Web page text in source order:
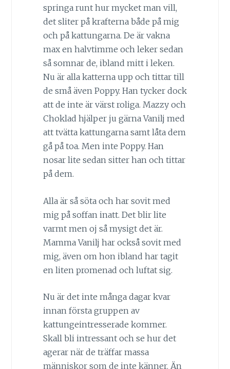
springa runt hur mycket man vill,
det sliter på krafterna både på mig
och på kattungarna. De är vakna
max en halvtimme och leker sedan
så somnar de, ibland mitt i leken.
Nu är alla katterna upp och tittar till
de små även Poppy. Han tycker dock
att de inte är värst roliga. Mazzy och
Choklad hjälper ju gärna Vanilj med
att tvätta kattungarna samt låta dem
gå på toa. Men inte Poppy. Han
nosar lite sedan sitter han och tittar
på dem.
Alla är så söta och har sovit med
mig på soffan inatt. Det blir lite
varmt men oj så mysigt det är.
Mamma Vanilj har också sovit med
mig, även om hon ibland har tagit
en liten promenad och luftat sig.
Nu är det inte många dagar kvar
innan första gruppen av
kattungeintresserade kommer.
Skall bli intressant och se hur det
agerar när de träffar massa
människor som de inte känner. Än